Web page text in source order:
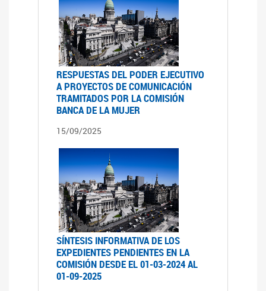
RESPUESTAS DEL PODER EJECUTIVO
A PROYECTOS DE COMUNICACIÓN
TRAMITADOS POR LA COMISIÓN
BANCA DE LA MUJER
15/09/2025
SÍNTESIS INFORMATIVA DE LOS
EXPEDIENTES PENDIENTES EN LA
COMISIÓN DESDE EL 01-03-2024 AL
01-09-2025